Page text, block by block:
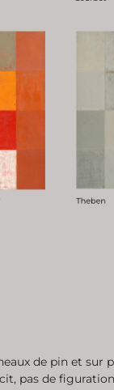
de pin et sur
pas de